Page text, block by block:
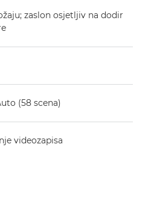
zaslon osjetljiv na dodir
(58 scena)
videozapisa